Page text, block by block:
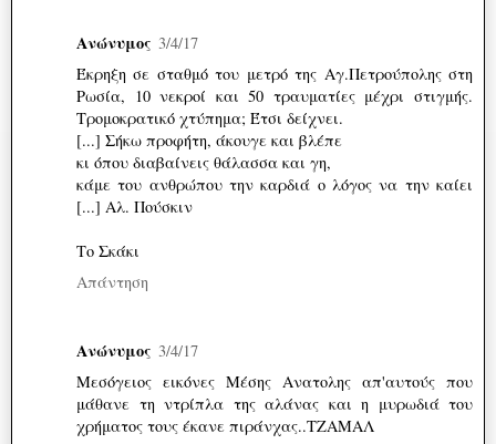
Ανώνυμος 3/4/17
Έκρηξη σε σταθμό του μετρό της Αγ.Πετρούπολης στη
Ρωσία, 10 νεκροί και 50 τραυματίες μέχρι στιγμής.
Τρομοκρατικό χτύπημα; Έτσι δείχνει.
[...] Σήκω προφήτη, άκουγε και βλέπε
κι όπου διαβαίνεις θάλασσα και γη,
κάμε του ανθρώπου την καρδιά ο λόγος να την καίει
[...] Αλ. Πούσκιν
Το Σκάκι
Απάντηση
Ανώνυμος 3/4/17
Μεσόγειος εικόνες Μέσης Ανατολης απ'αυτούς που
μάθανε τη ντρίπλα της αλάνας και η μυρωδιά του
χρήματος τους έκανε πιράνχας..ΤΖΑΜΑΛ